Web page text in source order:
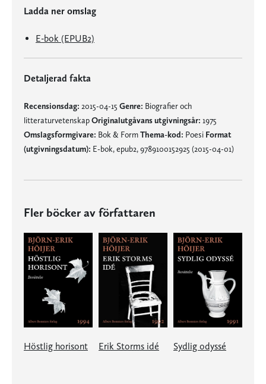
Ladda ner omslag
E-bok (EPUB2)
Detaljerad fakta
Recensionsdag: 2015-04-15 Genre: Biografier och
litteraturvetenskapOriginalutgåvans utgivningsår: 1975
Omslagsformgivare: Bok & FormThema-kod: Poesi Format
(utgivningsdatum): E-bok, epub2, 9789100152925 (2015-04-01)
Fler böcker av författaren
Höstlig horisont Erik Storms idé Sydlig odyssé